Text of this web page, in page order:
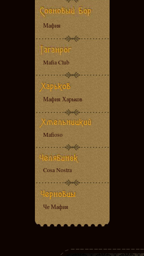
Мафия
Mafia Club
Мафия Харьков
Mafioso
Cosa Nostra
Че Мафия